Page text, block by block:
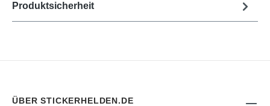
Produktsicherheit
ÜBER STICKERHELDEN.DE